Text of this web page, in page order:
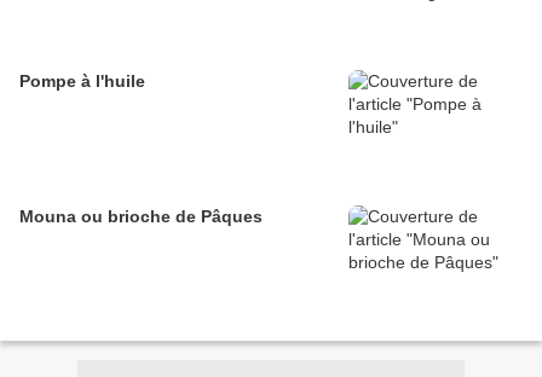
Pompe à l'huile
Mouna ou brioche de Pâques